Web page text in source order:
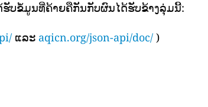
ບຂໍ້ມູນທີ່ຄ້າຍຄືກັນກັບຜົນໄດ້ຮັບຂ້າງລຸ່ມນີ້:
ແລະ aqicn.org/json-api/doc/ )